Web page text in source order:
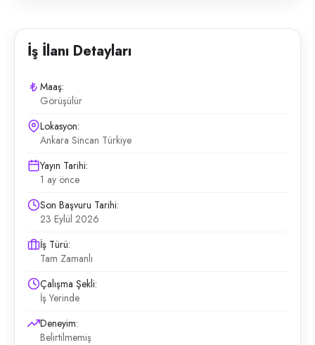
İş İlanı Detayları
Maaş:
Görüşülür
Lokasyon:
Ankara Sincan Türkiye
Yayın Tarihi:
1 ay önce
Son Başvuru Tarihi:
23 Eylül 2026
İş Türü:
Tam Zamanlı
Çalışma Şekli:
İş Yerinde
Deneyim:
Belirtilmemiş